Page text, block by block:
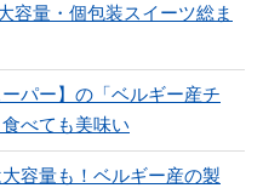
容量・個包装スイーツ総ま
パー】の「ベルギー産チ
べても美味い
容量も！ベルギー産の製